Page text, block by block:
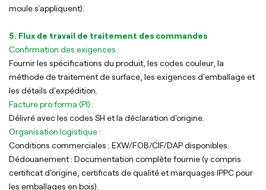
moule s'appliquent).
5. Flux de travail de traitement des commandes
Confirmation des exigences :
Fournir les spécifications du produit, les codes couleur, la
méthode de traitement de surface, les exigences d'emballage et
les détails d'expédition.
Facture pro forma (PI) :
Délivré avec les codes SH et la déclaration d'origine.
Organisation logistique :
Conditions commerciales : EXW/FOB/CIF/DAP disponibles.
Dédouanement : Documentation complète fournie (y compris
certificat d'origine, certificats de qualité et marquages ​​IPPC pour
les emballages en bois).